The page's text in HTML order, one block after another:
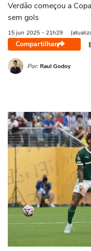
Verdão começou a
sem gols
15 jun 2025 - 21h29
Compartilhar
Por: Raul Godoy